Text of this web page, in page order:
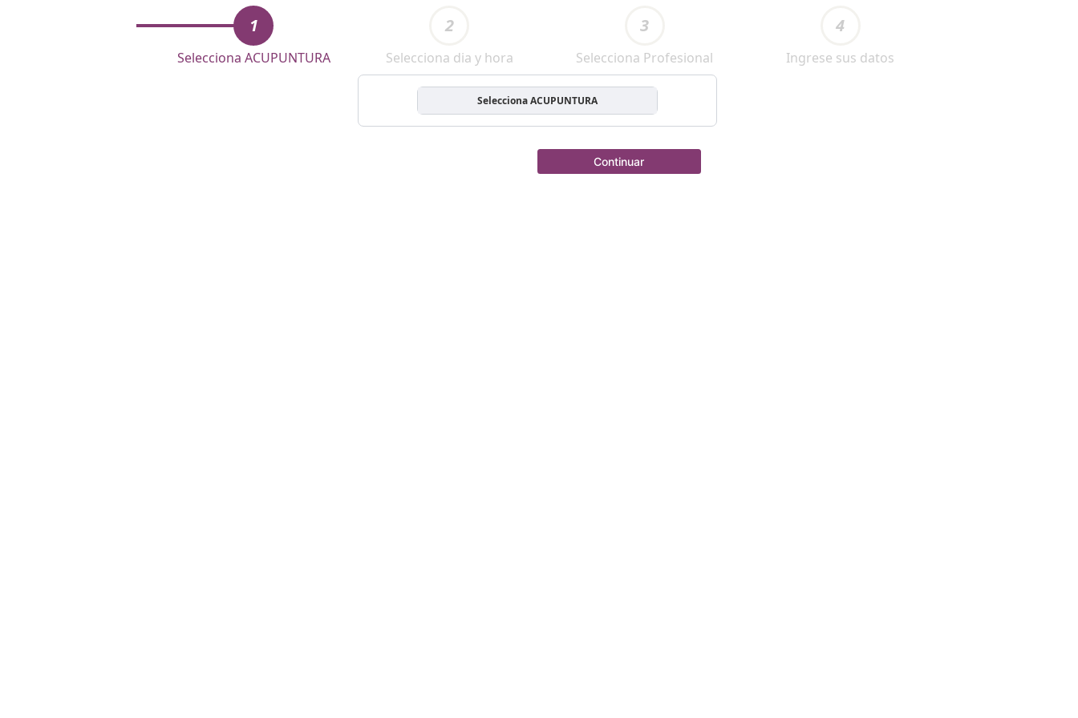
1
Selecciona ACUPUNTURA
2
Selecciona dia y hora
3
Selecciona Profesional
4
Ingrese sus datos
Selecciona ACUPUNTURA
Continuar